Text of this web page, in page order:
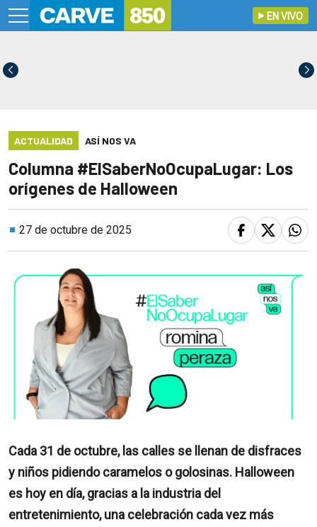
EN VIVO
ACTUALIDAD ASÍ NOS VA
Columna #ElSaberNoOcupaLugar: Los
orígenes de Halloween
27 de octubre de 2025
Cada 31 de octubre, las calles se llenan de disfraces
y niños pidiendo caramelos o golosinas. Halloween
es hoy en día, gracias a la industria del
entretenimiento, una celebración cada vez más